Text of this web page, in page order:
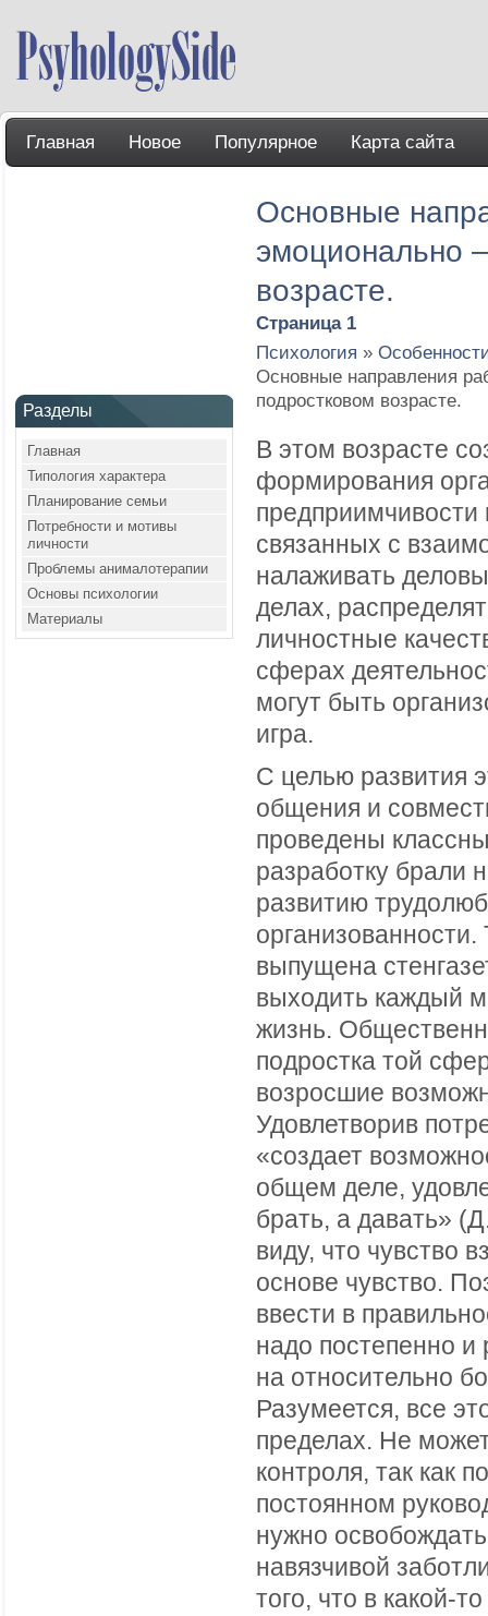
Главная Новое Популярное Карта сайта
Разделы
Главная
Типология характера
Планирование семьи
Потребности и мотивы
личности
Проблемы анималотерапии
Основы психологии
Материалы
Основные
эмоционально
возрасте.
Страница 1
Психология »
Основные направления
подростковом возрасте.
В этом возрасте
формирования
предприимчивости
связанных с
налаживать
делах,
личностные
сферах
могут быть
игра.
С целью развития
общения и
проведены
разработку брали
развитию
выпущена
выходить каждый
жизнь.
подростка той
возросшие
Удовлетворив
«создает
общем деле,
брать, а давать»
виду, что чувство
основе чувство.
ввести в
надо постепенно и
на относительно
Разумеется, все
пределах. Не
контроля, так как
постоянном
нужно
навязчивой
того, что в какой-